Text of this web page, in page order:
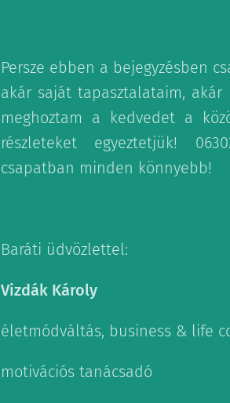
Persze ebben a bejegyzésben
akár saját tapasztalataim,
meghoztam a kedvedet a
részleteket egyeztetjük!
csapatban minden könnyebb!
Baráti üdvözlettel:
Vizdák Károly
életmódváltás, business & life
motivációs tanácsadó